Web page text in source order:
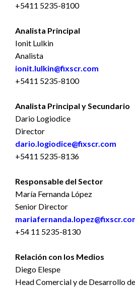
+5411 5235-8100
Analista Principal
Ionit Lulkin
Analista
ionit.lulkin@fixscr.com
+5411 5235-8100
Analista Principal y Secundario
Dario Logiodice
Director
dario.logiodice@fixscr.com
+5411 5235-8136
Responsable del Sector
María Fernanda López
Senior Director
+54 11 5235-8130
Relación con los Medios
Diego Elespe
Head Comercial y de Desarrollo